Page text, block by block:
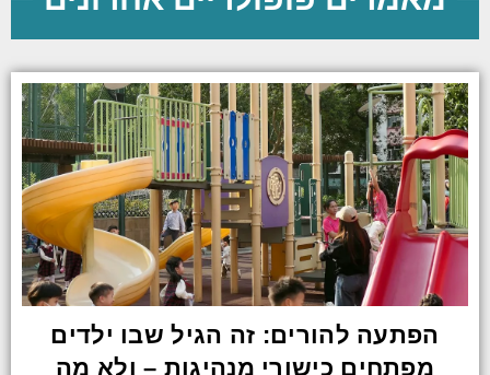
הפתעה להורים: זה הגיל שבו ילדים
מפתחים כישורי מנהיגות – ולא מה